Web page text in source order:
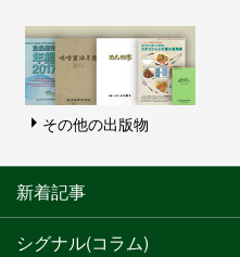
その他の出版物
新着記事
シグナル(コラム)